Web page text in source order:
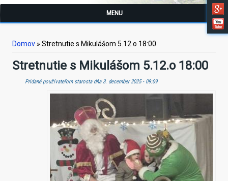
MENU
Nachádzate sa tu
Domov » Stretnutie s Mikulášom 5.12.o 18:00
Stretnutie s Mikulášom 5.12.o 18:00
Pridané používateľom starostadňa 3. december 2025 - 09:09